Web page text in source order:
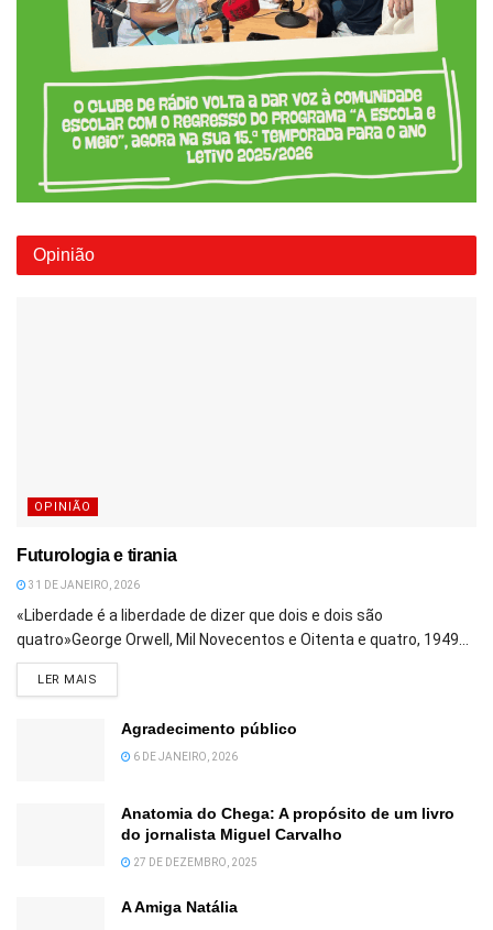
Opinião
OPINIÃO
Futurologia e tirania
31 DE JANEIRO, 2026
«Liberdade é a liberdade de dizer que dois e dois são
quatro»George Orwell, Mil Novecentos e Oitenta e quatro, 1949...
LER MAIS
Agradecimento público
6 DE JANEIRO, 2026
Anatomia do Chega: A propósito de um livro
do jornalista Miguel Carvalho
27 DE DEZEMBRO, 2025
A Amiga Natália